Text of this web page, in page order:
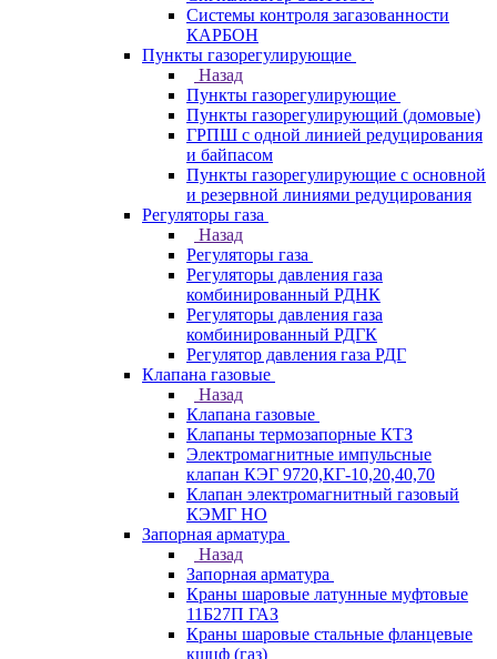
Системы контроля загазованности
КАРБОН
Пункты газорегулирующие
Назад
Пункты газорегулирующие
Пункты газорегулирующий (домовые)
ГРПШ с одной линией редуцирования
и байпасом
Пункты газорегулирующие с основной
и резервной линиями редуцирования
Регуляторы газа
Назад
Регуляторы газа
Регуляторы давления газа
комбинированный РДНК
Регуляторы давления газа
комбинированный РДГК
Регулятор давления газа РДГ
Клапана газовые
Назад
Клапана газовые
Клапаны термозапорные КТЗ
Электромагнитные импульсные
клапан КЭГ 9720,КГ-10,20,40,70
Клапан электромагнитный газовый
КЭМГ НО
Запорная арматура
Назад
Запорная арматура
Краны шаровые латунные муфтовые
11Б27П ГАЗ
Краны шаровые стальные фланцевые
кшцф (газ)